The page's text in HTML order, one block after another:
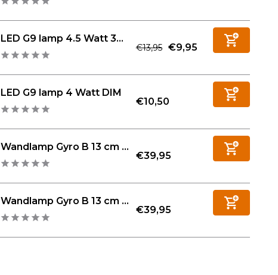
LED G9 lamp 4.5 Watt 3...
€13,95 €9,95
LED G9 lamp 4 Watt DIM
€10,50
Wandlamp Gyro B 13 cm ...
€39,95
Wandlamp Gyro B 13 cm ...
€39,95